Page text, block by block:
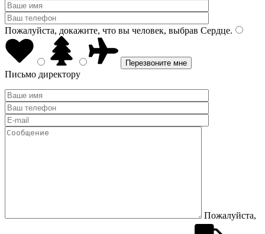
Пожалуйста, докажите, что вы человек, выбрав Сердце.
Письмо директору
Пожалуйста,